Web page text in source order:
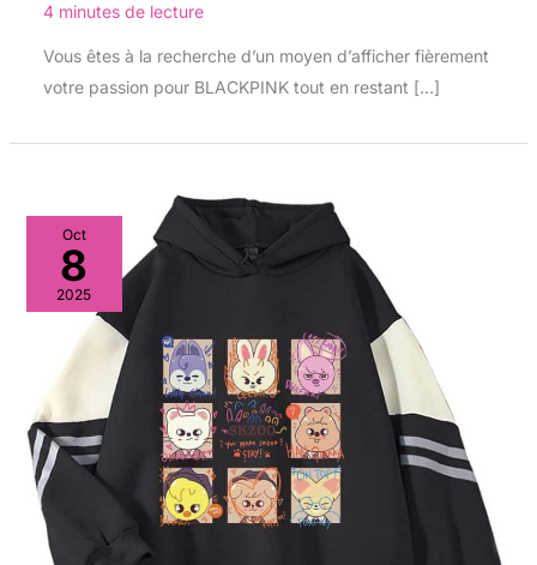
4 minutes de lecture
Vous êtes à la recherche d’un moyen d’afficher fièrement
votre passion pour BLACKPINK tout en restant […]
Oct
8
2025